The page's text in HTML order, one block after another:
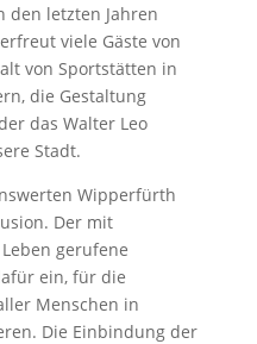
den letzten Jahren
viele Gäste von
von Sportstätten in
die Gestaltung
das Walter Leo
Stadt.
Wipperfürth
Der mit
gerufene
ein, für die
Menschen in
Die Einbindung der